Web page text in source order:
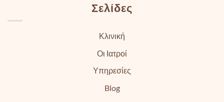
Σελίδες
Κλινική
Οι Ιατροί
Υπηρεσίες
Blog